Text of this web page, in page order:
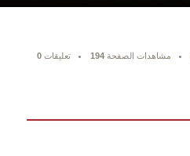
مشاهدات الصفحة 194 تعليقات 0